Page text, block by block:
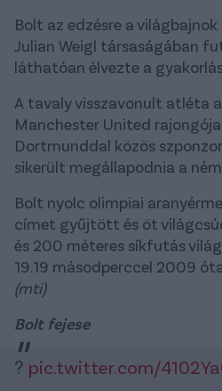
Bolt az edzésre a
Julian Weigl társaságában
láthatóan élvezte a
A tavaly visszavonult atléta
Manchester United
Dortmunddal közös
sikerült megállapodnia a
Bolt nyolc olimpiai
címet gyűjtött és öt
és 200 méteres síkfutás
19.19 másodperccel 2009
(mti)
Bolt fejese
? pic.twitter.com/